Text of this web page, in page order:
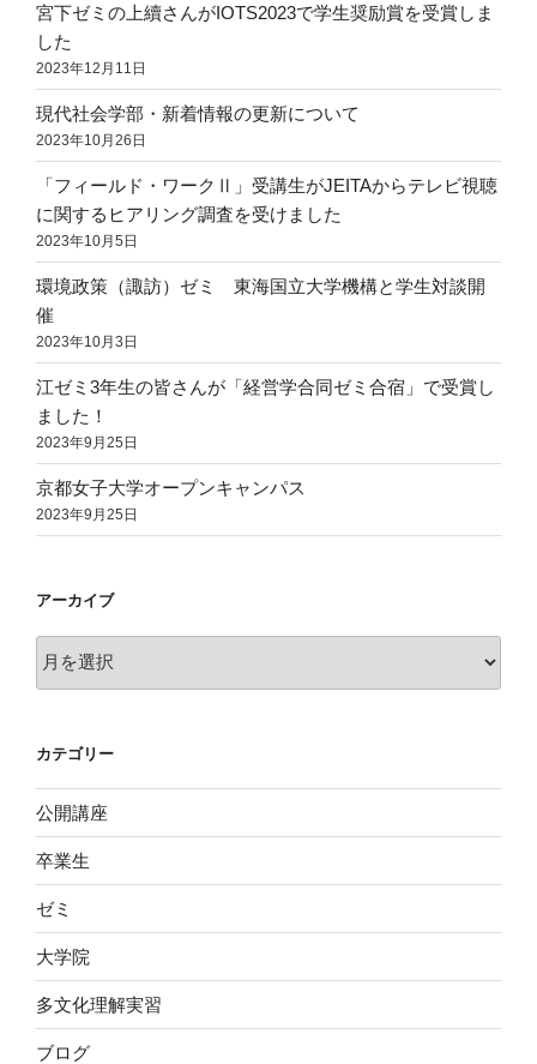
宮下ゼミの上續さんがIOTS2023で学生奨励賞を受賞しま
した
2023年12月11日
現代社会学部・新着情報の更新について
2023年10月26日
「フィールド・ワークⅡ」受講生がJEITAからテレビ視聴
に関するヒアリング調査を受けました
2023年10月5日
環境政策（諏訪）ゼミ 東海国立大学機構と学生対談開
催
2023年10月3日
江ゼミ3年生の皆さんが「経営学合同ゼミ合宿」で受賞し
ました！
2023年9月25日
京都女子大学オープンキャンパス
2023年9月25日
アーカイブ
ー
ブ
カテゴリー
公開講座
卒業生
ゼミ
大学院
多文化理解実習
ブログ